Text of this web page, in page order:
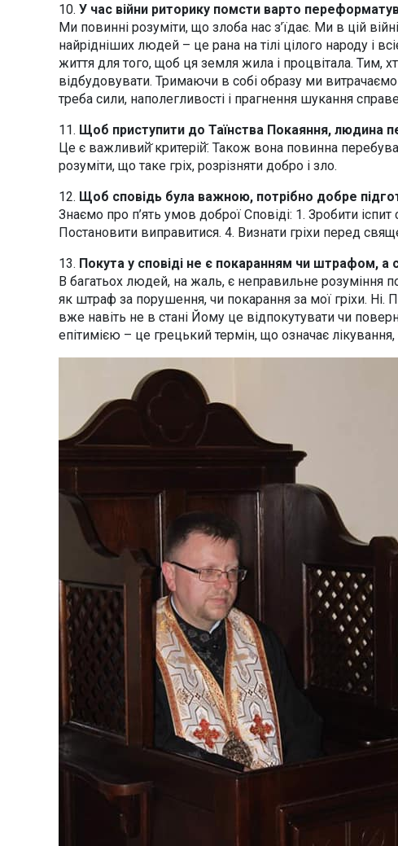
10. У час війни риторику помсти варто
Ми повинні розуміти, що злоба нас з’їдає. Ми в цій
найрідніших людей – це рана на тілі цілого народу і
життя для того, щоб ця земля жила і процвітала. Тим,
відбудовувати. Тримаючи в собі образу ми
треба сили, наполегливості і прагнення шукання
11. Щоб приступити до Таїнства Покаяння, людина
Це є важливий̆ критерій̆. Також вона повинна
розуміти, що таке гріх, розрізняти добро і зло.
12. Щоб сповідь була важною, потрібно добре
Знаємо про п’ять умов доброї Сповіді: 1. Зробити
Постановити виправитися. 4. Визнати гріхи перед
13. Покута у сповіді не є покаранням чи штрафом, а
В багатьох людей, на жаль, є неправильне розуміння
як штраф за порушення, чи покарання за мої гріхи. Ні.
вже навіть не в стані Йому це відпокутувати чи
епітимією – це грецький термін, що означає лікування,